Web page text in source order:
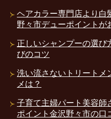
ヘアカラー専門店より白
野々市デューポイントが
正しいシャンプーの選び
びのコツ
洗い流さないトリートメ
メは？
子育て主婦パート美容師
ポイント金沢野々市の口